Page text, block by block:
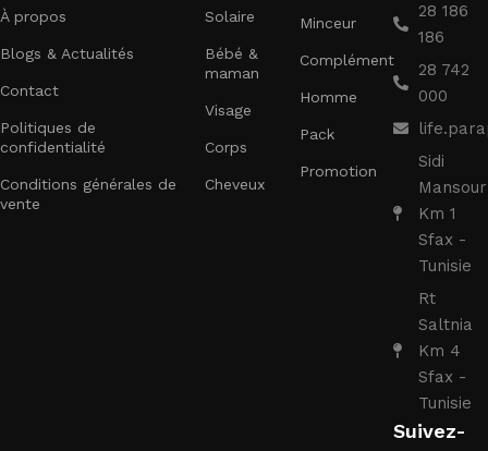
À propos
Blogs & Actualités
Contact
Politiques de
confidentialité
Conditions générales de
vente
Solaire
Bébé &
maman
Visage
Corps
Cheveux
Minceur
Complément
Homme
Pack
Promotion
28 186
186
28 742
000
Sidi
Mansour
Km 1
Sfax -
Tunisie
Rt
Saltnia
Km 4
Sfax -
Tunisie
Suivez-